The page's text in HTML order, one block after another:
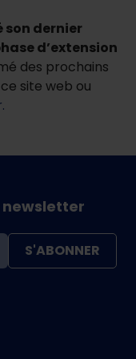
son dernier
d’extension
des prochains
site web ou
S'ABONNER